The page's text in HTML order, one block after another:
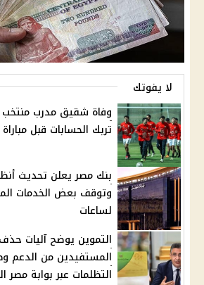
لا يفوتك
وفاة شقيق مدرب
تربك الحسابات قبل
بنك مصر يعلن تحديث
وتوقف بعض الخدمات
لساعات
التموين يوضح آليات
المستفيدين من الدعم
التظلمات عبر بوابة مصر